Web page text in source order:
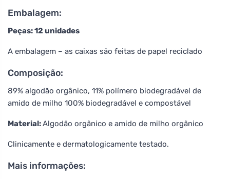
Embalagem:
Peças: 12 unidades
A embalagem – as caixas são feitas de papel reciclado
Composição:
89% algodão orgânico, 11% polímero biodegradável de
amido de milho 100% biodegradável e compostável
Material:Algodão orgânico e amido de milho orgânico
Clinicamente e dermatologicamente testado.
Mais informações: